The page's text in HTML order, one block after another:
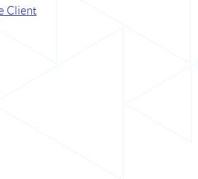
Client